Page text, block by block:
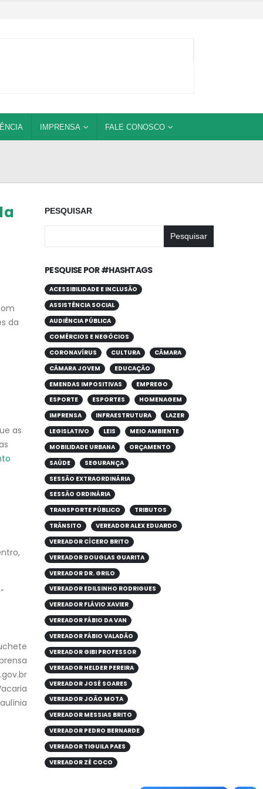
IMPRENSA FALE CONOSCO
da
as
PESQUISAR
Pesquisar
PESQUISE POR #HASHTAGS
ACESSIBILIDADE E INCLUSÃO
ASSISTÊNCIA SOCIAL
AUDIÊNCIA PÚBLICA
COMÉRCIOS E NEGÓCIOS
CORONAVÍRUS
CULTURA
CÂMARA
CÂMARA JOVEM
EDUCAÇÃO
EMENDAS IMPOSITIVAS
EMPREGO
ESPORTE
ESPORTES
HOMENAGEM
IMPRENSA
INFRAESTRUTURA
LAZER
LEGISLATIVO
LEIS
MEIO AMBIENTE
MOBILIDADE URBANA
ORÇAMENTO
SAÚDE
SEGURANÇA
SESSÃO EXTRAORDINÁRIA
SESSÃO ORDINÁRIA
TRANSPORTE PÚBLICO
TRIBUTOS
TRÂNSITO
VEREADOR ALEX EDUARDO
VEREADOR CÍCERO BRITO
VEREADOR DOUGLAS GUARITA
VEREADOR DR. GRILO
VEREADOR EDILSINHO RODRIGUES
VEREADOR FLÁVIO XAVIER
VEREADOR FÁBIO DA VAN
VEREADOR FÁBIO VALADÃO
VEREADOR GIBI PROFESSOR
VEREADOR HELDER PEREIRA
VEREADOR JOSÉ SOARES
VEREADOR JOÃO MOTA
VEREADOR MESSIAS BRITO
VEREADOR PEDRO BERNARDE
VEREADOR TIGUILA PAES
VEREADOR ZÉ COCO